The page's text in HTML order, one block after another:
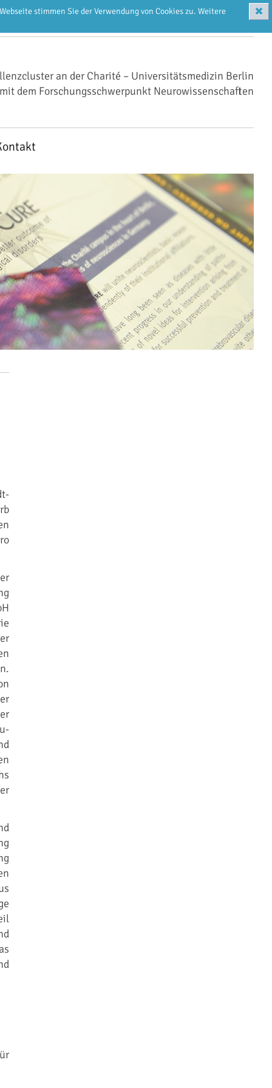
stimmen Sie der Verwendung von Cookies zu. Weitere
✖
an der Charité – Universitätsmedizin Berlin
mit dem Forschungsschwerpunkt Neurowissenschaften